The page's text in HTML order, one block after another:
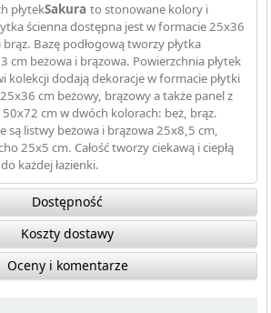
płytekSakurato stonowane kolory i
ścienna dostępna jest w formacie 25x36
Bazę podłogową tworzy płytka
cm beżowa i brązowa. Powierzchnia płytek
kolekcji dodają dekoracje w formacie płytki
cm beżowy, brązowy a także panel z
cm w dwóch kolorach: beż, brąz.
są listwy beżowa i brązowa 25x8,5 cm,
25x5 cm. Całość tworzy ciekawą i ciepłą
każdej łazienki.
Dostępność
Koszty dostawy
Oceny i komentarze